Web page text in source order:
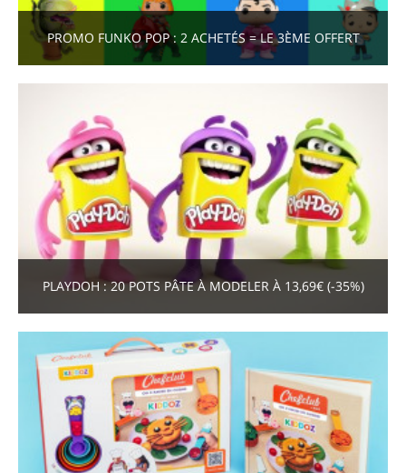
PROMO FUNKO POP : 2 ACHETÉS = LE 3ÈME OFFERT
PLAYDOH : 20 POTS PÂTE À MODELER À 13,69€ (-35%)